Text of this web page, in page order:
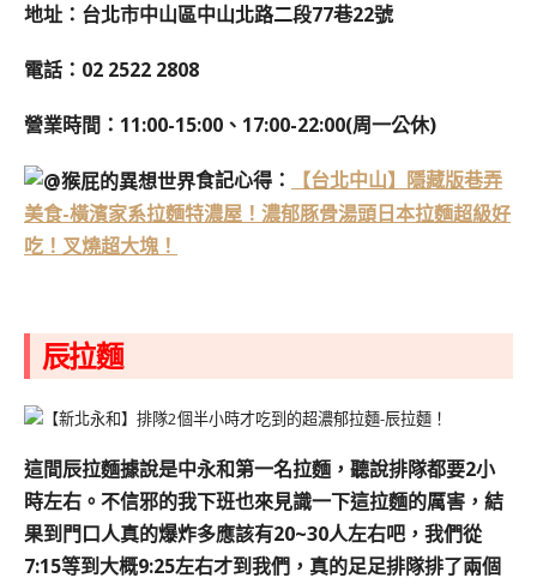
地址：台北市中山區中山北路二段77巷22號
電話：02 2522 2808
營業時間：11:00-15:00、17:00-22:00(周一公休)
食記心得：
【台北中山】隱藏版巷弄
美食-橫濱家系拉麵特濃屋！濃郁豚骨湯頭日本拉麵超級好
吃！叉燒超大塊！
辰拉麵
這間辰拉麵據說是中永和第一名拉麵，聽說排隊都要2小
時左右。 不信邪的我下班也來見識一下這拉麵的厲害， 結
果到門口人真的爆炸多應該有20~30人左右吧，我們從
7:15等到大概9:25左右才到我們，真的足足排隊排了兩個